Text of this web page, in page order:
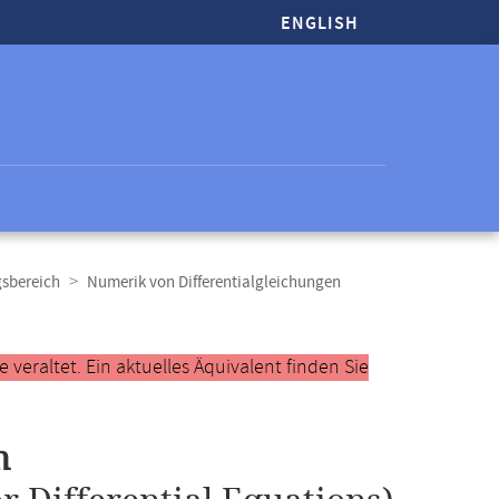
ENGLISH
Numerik von Differentialgleichungen
veraltet. Ein aktuelles Äquivalent finden Sie